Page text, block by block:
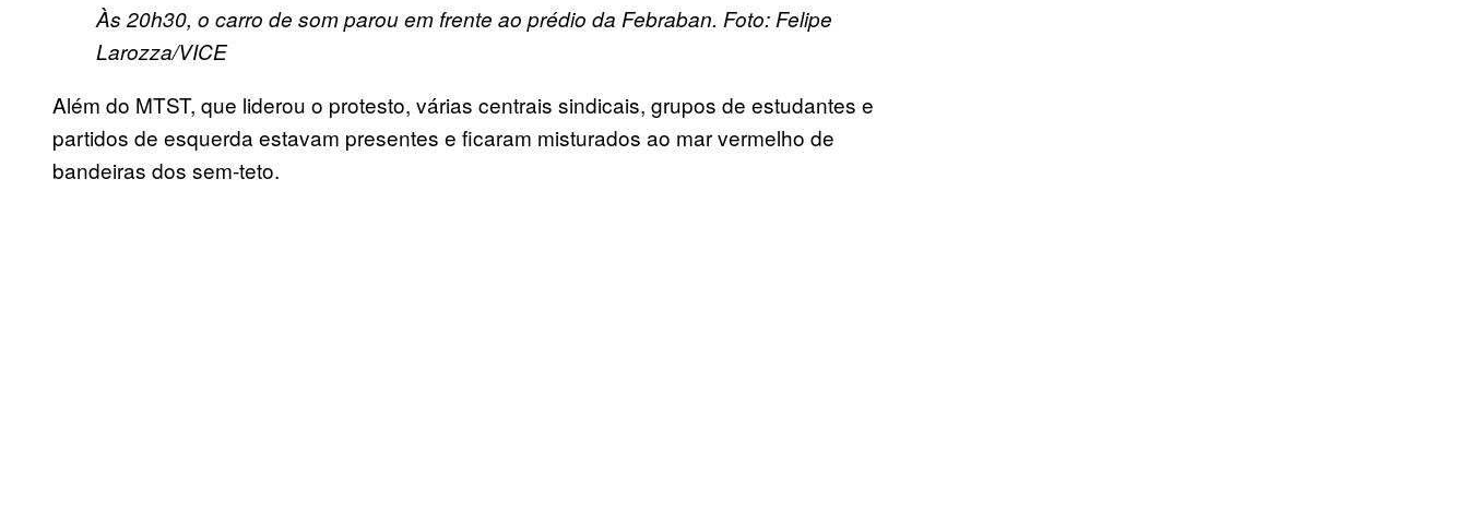
Às 20h30, o carro de som parou em frente ao prédio da Febraban. Foto: Felipe
Larozza/VICE
Além do MTST, que liderou o protesto, várias centrais sindicais, grupos de estudantes e
partidos de esquerda estavam presentes e ficaram misturados ao mar vermelho de
bandeiras dos sem-teto.